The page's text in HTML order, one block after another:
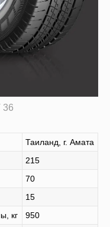
36
Таиланд, г. Амата
215
70
15
кг
950